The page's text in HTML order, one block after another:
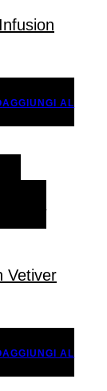
AGGIUNGI AL
AL
Vetiver
AGGIUNGI AL